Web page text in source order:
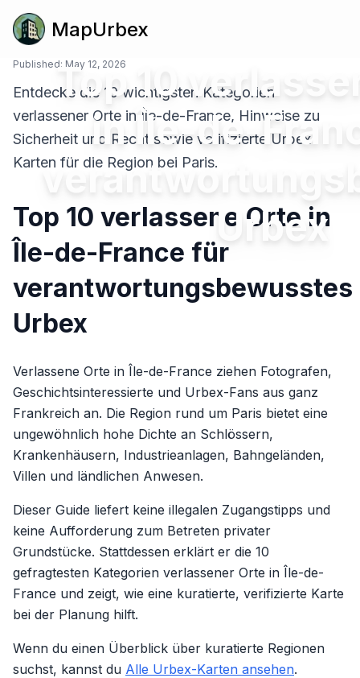
MapUrbex
Top 10
in Île-de-
Urbex
Published: May 12, 2026
Entdecke die 10 wichtigsten Kategorien
verlassener Orte in Île-de-France, Hinweise zu
Sicherheit und Recht sowie verifizierte Urbex-
Karten für die Region bei Paris.
Top 10 verlassene Orte in
Île-de-France für
verantwortungsbewusstes
Urbex
Verlassene Orte in Île-de-France ziehen Fotografen,
Geschichtsinteressierte und Urbex-Fans aus ganz
Frankreich an. Die Region rund um Paris bietet eine
ungewöhnlich hohe Dichte an Schlössern,
Krankenhäusern, Industrieanlagen, Bahngeländen,
Villen und ländlichen Anwesen.
Dieser Guide liefert keine illegalen Zugangstipps und
keine Aufforderung zum Betreten privater
Grundstücke. Stattdessen erklärt er die 10
gefragtesten Kategorien verlassener Orte in Île-de-
France und zeigt, wie eine kuratierte, verifizierte Karte
bei der Planung hilft.
Wenn du einen Überblick über kuratierte Regionen
suchst, kannst du Alle Urbex-Karten ansehen.